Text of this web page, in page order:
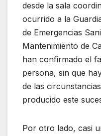
desde la sala
ocurrido a la
de Emergencias
Mantenimiento de
han confirmado el
persona, sin que
de las
producido este
Por otro lado, casi